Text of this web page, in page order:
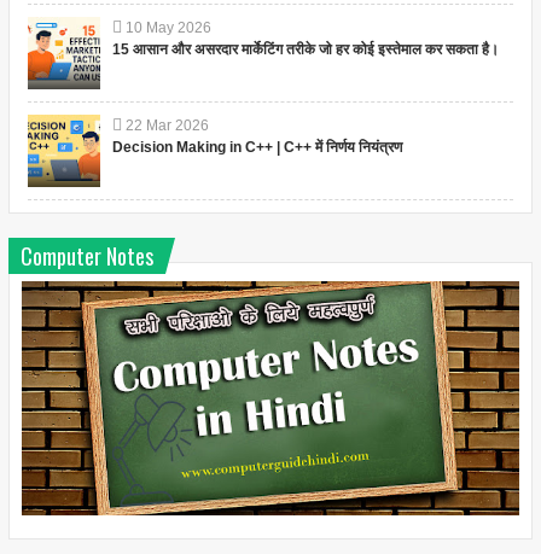
10 May 2026
15 आसान और असरदार मार्केटिंग तरीके जो हर कोई इस्तेमाल कर सकता है।
22 Mar 2026
Decision Making in C++ | C++ में निर्णय नियंत्रण
Computer Notes